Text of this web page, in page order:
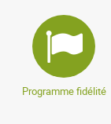
Programme fidélité